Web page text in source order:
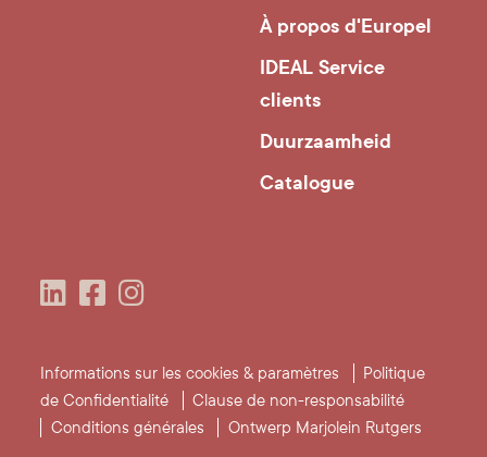
À propos d'Europel
IDEAL Service
clients
Duurzaamheid
Catalogue
Informations sur les cookies & paramètres
Politique
de Confidentialité
Clause de non-responsabilité
Conditions générales
Ontwerp Marjolein Rutgers